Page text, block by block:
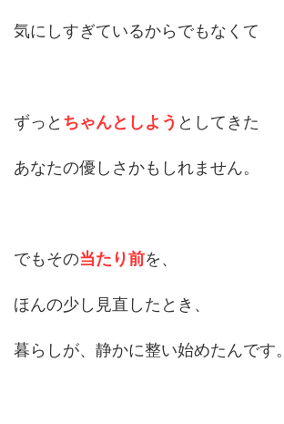
気にしすぎているからでもなくて
ずっと ちゃんとしよう としてきた
あなたの優しさかもしれません。
でもその当たり前を、
ほんの少し見直したとき、
暮らしが、静かに整い始めたんです。